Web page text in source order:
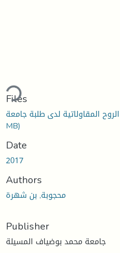
Files
MB)
Date
2017
Authors
محجوبة, بن شهرة
Publisher
جامعة محمد بوضياف المسيلة